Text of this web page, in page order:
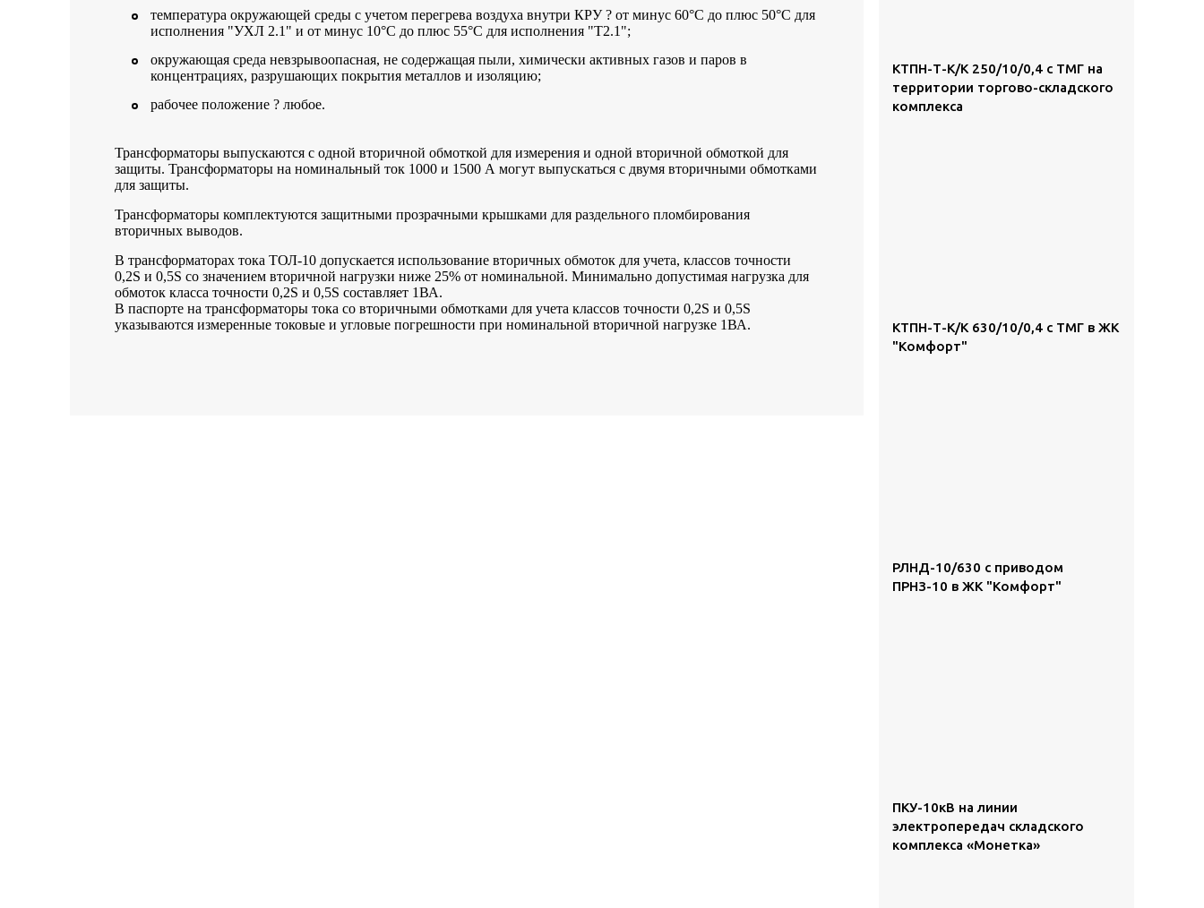
температура окружающей среды с учетом перегрева воздуха внутри КРУ ? от минус 60°C до плюс 50°C для
исполнения "УХЛ 2.1" и от минус 10°C до плюс 55°C для исполнения "Т2.1";
окружающая среда невзрывоопасная, не содержащая пыли, химически активных газов и паров в
концентрациях, разрушающих покрытия металлов и изоляцию;
рабочее положение ? любое.
Трансформаторы выпускаются с одной вторичной обмоткой для измерения и одной вторичной обмоткой для
защиты. Трансформаторы на номинальный ток 1000 и 1500 А могут выпускаться с двумя вторичными обмотками
для защиты.
Трансформаторы комплектуются защитными прозрачными крышками для раздельного пломбирования
вторичных выводов.
В трансформаторах тока ТОЛ-10 допускается использование вторичных обмоток для учета, классов точности
0,2S и 0,5S со значением вторичной нагрузки ниже 25% от номинальной. Минимально допустимая нагрузка для
обмоток класса точности 0,2S и 0,5S составляет 1ВА.
В паспорте на трансформаторы тока со вторичными обмотками для учета классов точности 0,2S и 0,5S
указываются измеренные токовые и угловые погрешности при номинальной вторичной нагрузке 1ВА.
КТПН-Т-К/К 250/10/0,4 с ТМГ на
территории торгово-складского
комплекса
КТПН-Т-К/К 630/10/0,4 с ТМГ в ЖК
"Комфорт"
РЛНД-10/630 с приводом
ПРНЗ-10 в ЖК "Комфорт"
ПКУ-10кВ на линии
электропередач складского
комплекса «Монетка»